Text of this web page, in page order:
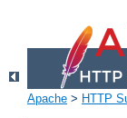
Apache > HTTP